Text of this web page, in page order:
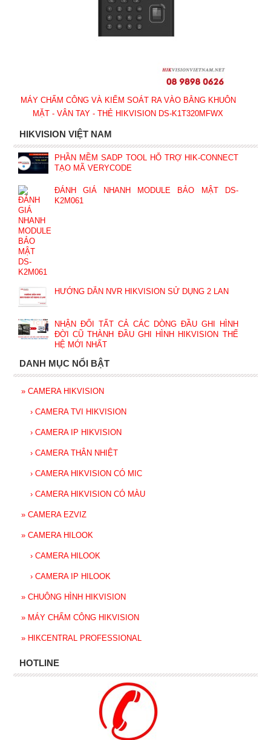
MÁY CHẤM CÔNG VÀ KIỂM SOÁT RA VÀO BẰNG KHUÔN
MẶT - VÂN TAY - THẺ HIKVISION DS-K1T320MFWX
HIKVISION VIỆT NAM
PHẦN MỀM SADP TOOL HỖ TRỢ HIK-CONNECT
TẠO MÃ VERYCODE
ĐÁNH GIÁ NHANH MODULE BẢO MẬT DS-
K2M061
HƯỚNG DẪN NVR HIKVISION SỬ DỤNG 2 LAN
NHẬN ĐỔI TẤT CẢ CÁC DÒNG ĐẦU GHI HÌNH
ĐỜI CŨ THÀNH ĐẦU GHI HÌNH HIKVISION THẾ
HỆ MỚI NHẤT
DANH MỤC NỔI BẬT
» CAMERA HIKVISION
› CAMERA TVI HIKVISION
› CAMERA IP HIKVISION
› CAMERA THÂN NHIỆT
› CAMERA HIKVISION CÓ MIC
› CAMERA HIKVISION CÓ MÀU
» CAMERA EZVIZ
» CAMERA HILOOK
› CAMERA HILOOK
› CAMERA IP HILOOK
» CHUÔNG HÌNH HIKVISION
» MÁY CHẤM CÔNG HIKVISION
» HIKCENTRAL PROFESSIONAL
HOTLINE